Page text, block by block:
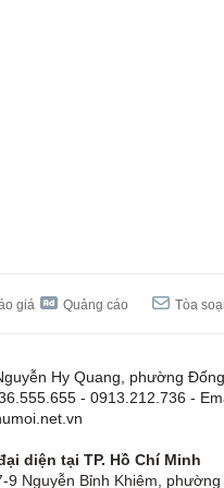
giá Quảng cáo Tòa
Hy Quang, phường
- 0913.212.736 -
diện tại TP. Hồ Chí Minh
9 Nguyễn Bỉnh Khiêm, phường